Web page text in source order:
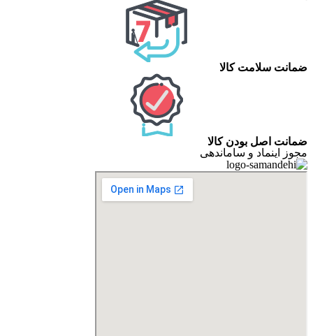
ضمانت سلامت کالا
ضمانت اصل بودن کالا
مجوز اینماد و ساماندهی